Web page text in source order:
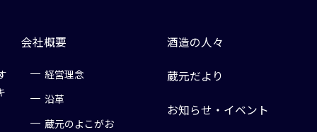
会社概要
経営理念
沿革
蔵元のよこがお
酒造の人々
蔵元だより
お知らせ・イベント